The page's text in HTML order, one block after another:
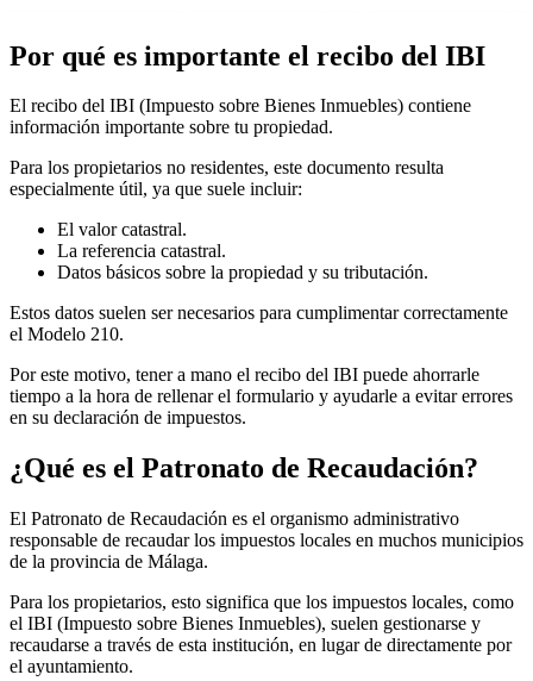
Por qué es importante el recibo del IBI
El recibo del IBI (Impuesto sobre Bienes Inmuebles) contiene
información importante sobre tu propiedad.
Para los propietarios no residentes, este documento resulta
especialmente útil, ya que suele incluir:
El valor catastral.
La referencia catastral.
Datos básicos sobre la propiedad y su tributación.
Estos datos suelen ser necesarios para cumplimentar correctamente
el Modelo 210.
Por este motivo, tener a mano el recibo del IBI puede ahorrarle
tiempo a la hora de rellenar el formulario y ayudarle a evitar errores
en su declaración de impuestos.
¿Qué es el Patronato de Recaudación?
El Patronato de Recaudación es el organismo administrativo
responsable de recaudar los impuestos locales en muchos municipios
de la provincia de Málaga.
Para los propietarios, esto significa que los impuestos locales, como
el IBI (Impuesto sobre Bienes Inmuebles), suelen gestionarse y
recaudarse a través de esta institución, en lugar de directamente por
el ayuntamiento.